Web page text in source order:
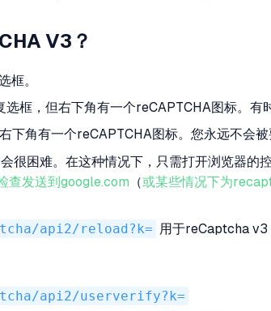
V3？
框。
选框，但右下角有一个reCAPTCHA图标。
下角有一个reCAPTCHA图标。您永远不会
很困难。在这种情况下，只需打开浏览器
查发送到google.com （或某些情况下为
api2/reload?k= 用于reCaptcha v3
api2/userverify?k=